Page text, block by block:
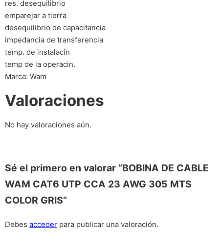
res. desequilibrio
emparejar a tierra
desequilibrio de capacitancia
impedancia de transferencia
temp. de instalacin
temp de la operacin.
Marca: Wam
Valoraciones
No hay valoraciones aún.
Sé el primero en valorar “BOBINA DE CABLE
WAM CAT6 UTP CCA 23 AWG 305 MTS
COLOR GRIS”
Debes acceder para publicar una valoración.